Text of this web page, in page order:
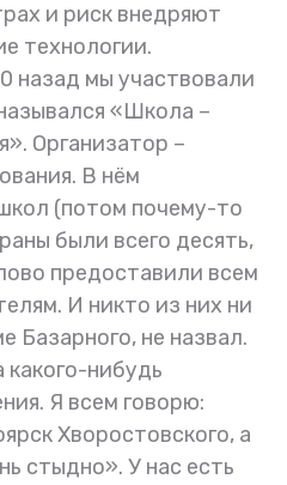
и риск внедряют
технологии.
назад мы участвовали
«Школа –
Организатор –
В нём
(потом почему-то
были всего десять,
предоставили всем
И никто из них ни
Базарного, не назвал.
нибудь
Я всем говорю:
Хворостовского, а
стыдно». У нас есть